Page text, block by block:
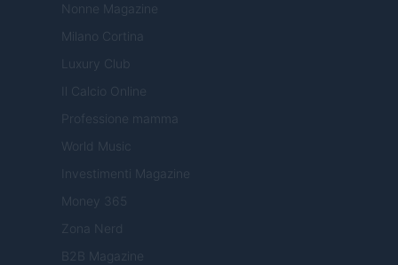
Nonne Magazine
Milano Cortina
Luxury Club
Il Calcio Online
Professione mamma
World Music
Investimenti Magazine
Money 365
Zona Nerd
B2B Magazine